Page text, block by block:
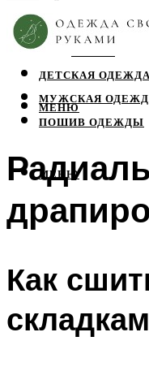
ЮБКИ
ДЕТСКАЯ
МУЖСКАЯ
ПОШИВ ОДЕЖДЫ
МЕНЮ
МЕНЮ
Как